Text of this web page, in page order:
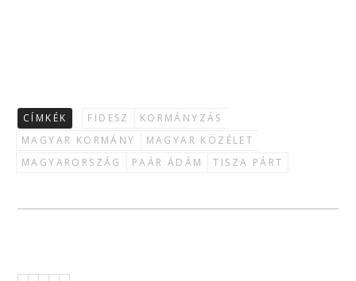
CÍMKÉK FIDESZ
KORMÁNYZÁS
MAGYAR KORMÁNY
MAGYAR KÖZÉLET
MAGYARORSZÁG
PAÁR ÁDÁM TISZA PÁRT